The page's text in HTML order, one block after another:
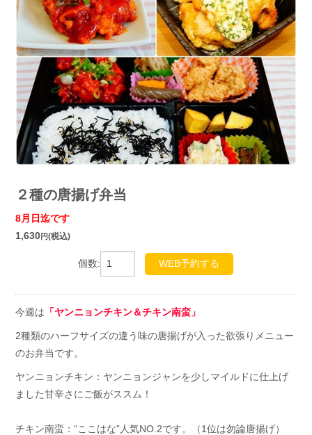
２種の唐揚げ弁当
8月日迄です
1,630円(税込)
個数: WEB予約する
今週は 「ヤンニョンチキン＆チキン南蛮」
2種類のハーフサイズの違う味の唐揚げが入った欲張りメニュー
のお弁当です。
ヤンニョンチキン：ヤンニョンジャンを少しマイルドに仕上げ
ました甘辛さにご飯がススム！
チキン南蛮：“ここはな”人気NO.2です。（1位は勿論唐揚げ）